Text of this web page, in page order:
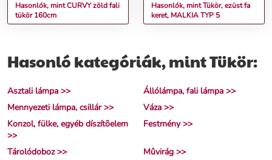
Hasonlók, mint CURVY zöld fali
tükör 160cm
Hasonlók, mint Tükör, ezüst fa
keret, MALKIA TYP 5
Hasonló kategóriák, mint Tükör:
Asztali lámpa >>
Állólámpa, fali lámpa >>
Mennyezeti lámpa, csillár >>
Váza >>
Konzol, fülke, egyéb díszítõelem
>>
Festmény >>
Tárolódoboz >> Mûvirág >>